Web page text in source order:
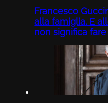
Francesco
alla famiglia. E
non significa